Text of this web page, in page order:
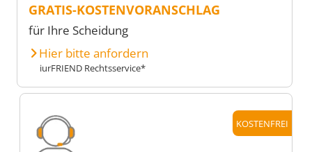
GRATIS-KOSTENVORANSCHLAG
für Ihre Scheidung
Hier bitte anfordern
iurFRIEND Rechtsservice*
KOSTENFREI